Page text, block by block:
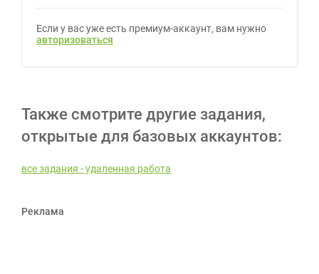
Если у вас уже есть премиум-аккаунт, вам нужно
авторизоваться
Также смотрите другие задания,
открытые для базовых аккаунтов:
все задания - удаленная работа
Реклама